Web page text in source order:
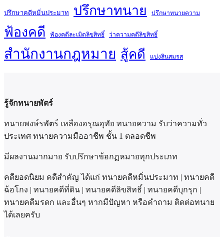
ปรึกษาคดีหมิ่นประมาท ปรึกษาทนาย ปรึกษาทนายความ
ฟ้องคดี ฟ้องคดีละเมิดลิขสิทธิ์ ว่าความคดีลิขสิทธิ์
สำนักงานกฎหมาย สู้คดี แบ่งสินสมรส
รู้จักทนายพัตร์
ทนายพงษ์รพัตร์ เหลืองอรุณอุทัย ทนายความ รับว่าความทั่ว
ประเทศ ทนายความมืออาชีพ ชั้น 1 ตลอดชีพ
มีผลงานมากมาย รับปรึกษาข้อกฏหมายทุกประเภท
คดียอดนิยม คดีสำคัญ ได้แก่ ทนายคดีหมิ่นประมาท | ทนายคดี
ฉ้อโกง | ทนายคดีที่ดิน | ทนายคดีลิขสิทธิ์ | ทนายคดีบุกรุก |
ทนายคดีมรดก และอื่นๆ หากมีปัญหา หรือคำถาม ติดต่อทนาย
ได้เลยครับ